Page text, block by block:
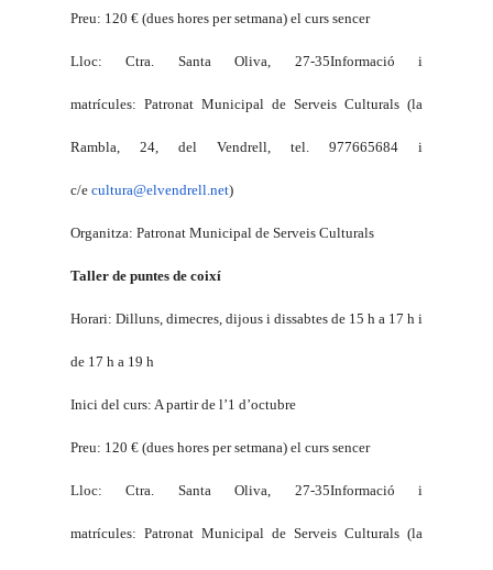
Preu: 120 € (dues hores per setmana) el curs sencer
Lloc: Ctra. Santa Oliva, 27-35Informació i
matrícules: Patronat Municipal de Serveis Culturals (la
Rambla, 24, del Vendrell, tel. 977665684 i
c/e cultura@elvendrell.net)
Organitza: Patronat Municipal de Serveis Culturals
Taller de puntes de coixí
Horari: Dilluns, dimecres, dijous i dissabtes de 15 h a 17 h i
de 17 h a 19 h
Inici del curs: A partir de l’1 d’octubre
Preu: 120 € (dues hores per setmana) el curs sencer
Lloc: Ctra. Santa Oliva, 27-35Informació i
matrícules: Patronat Municipal de Serveis Culturals (la